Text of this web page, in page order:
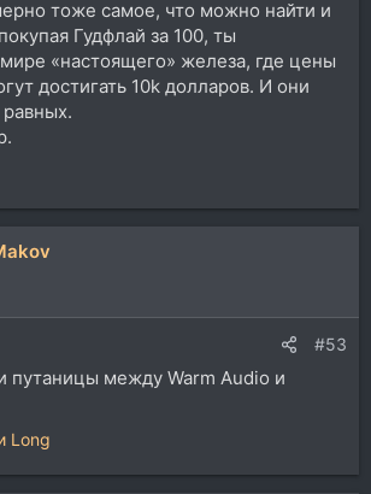
тоже самое, что можно найти и
Гудфлай за 100, ты
«настоящего» железа, где цены
достигать 10k долларов. И они
#53
путаницы между Warm Audio и
Long